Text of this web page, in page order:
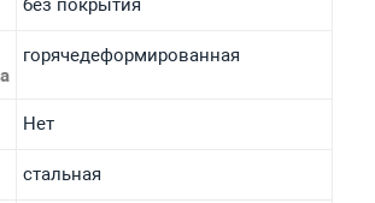
без покрытия
горячедеформированная
Нет
стальная